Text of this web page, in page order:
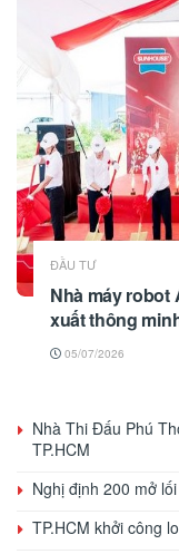
ĐẦU TƯ
Nhà máy robot
xuất thông
05/07/2026
Nhà Thi Đấu Phú
TP.HCM
Nghị định 200 mở
TP.HCM khởi công